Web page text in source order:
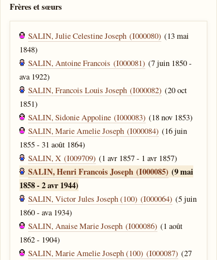
Frères et sœurs
SALIN, Julie Celestine Joseph (I000080) (13 mai
1848)
SALIN, Antoine Francois (I000081) (7 juin 1850 -
ava 1922)
SALIN, Francois Louis Joseph (I000082) (20 oct
1851)
SALIN, Sidonie Appoline (I000083) (18 nov 1853)
SALIN, Marie Amelie Joseph (I000084) (16 juin
1855 - 31 août 1864)
SALIN, X (I009709) (1 avr 1857 - 1 avr 1857)
SALIN, Henri Francois Joseph (I000085) (9 mai
1858 - 2 avr 1944)
SALIN, Victor Jules Joseph (100) (I000064) (5 juin
1860 - ava 1934)
SALIN, Anaise Marie Joseph (I000086) (1 août
1862 - 1904)
SALIN, Marie Amelie Joseph (100) (I000087) (27